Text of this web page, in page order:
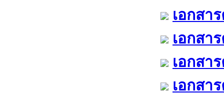
เอกสา
เอกสา
เอกสา
เอกสา